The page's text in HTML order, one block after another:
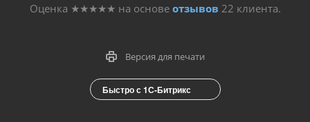
Оценка ★★★★★ на основе отзывов 22 клиента.
Версия для печати
Быстро с 1С-Битрикс